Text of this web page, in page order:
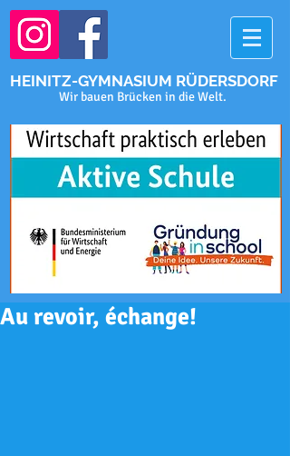
HEINITZ-GYMNASIUM RÜDERSDORF
Wir bauen Brücken in die Welt.
Au revoir, échange!